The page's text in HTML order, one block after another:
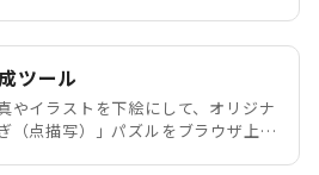
ツール
やイラストを下絵にして、オリジナ
（点描写）」パズルをブラウザ上で